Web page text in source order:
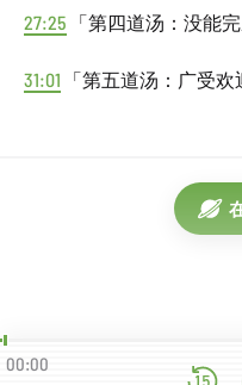
27:25 「第四道汤：没能
31:01 「第五道汤：广受
00:00